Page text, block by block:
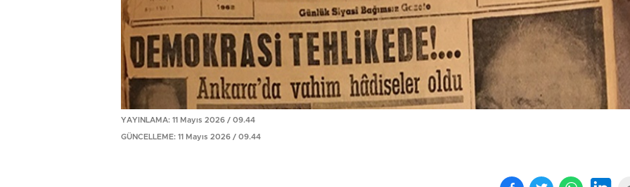
YAYINLAMA: 11 Mayıs 2026 / 09.44
GÜNCELLEME: 11 Mayıs 2026 / 09.44